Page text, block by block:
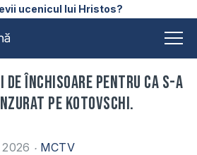
ucenicul lui Hristos?
de închisoare pentru ca s-a
pe Kotovschi.
MCTV